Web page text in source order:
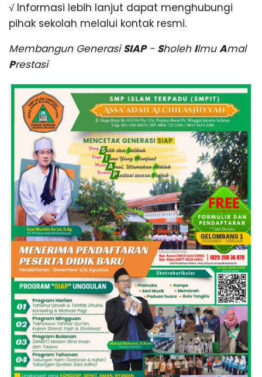
√ Informasi lebih lanjut dapat menghubungi
pihak sekolah melalui kontak resmi.
Membangun GenerasiSIAP- Sholeh IlmuAmal
Prestasi